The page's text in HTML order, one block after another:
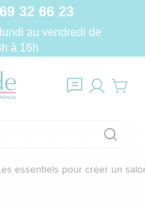
32 66 23
au vendredi de
à 16h
essentiels pour créer un